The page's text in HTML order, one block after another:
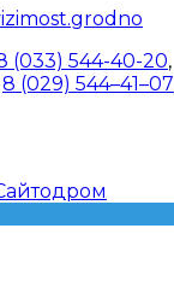
(033) 544-40-20,
8 (029) 544–41–07